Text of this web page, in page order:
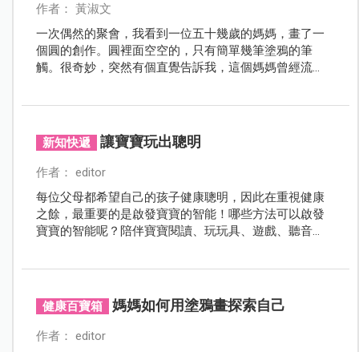
作者： 黃淑文
一次偶然的聚會，我看到一位五十幾歲的媽媽，畫了一
個圓的創作。圓裡面空空的，只有簡單幾筆塗鴉的筆
觸。很奇妙，突然有個直覺告訴我，這個媽媽曾經流
新知快遞 讓寶寶玩出聰明
作者： editor
每位父母都希望自己的孩子健康聰明，因此在重視健康
之餘，最重要的是啟發寶寶的智能！哪些方法可以啟發
寶寶的智能呢？陪伴寶寶閱讀、玩玩具、遊戲、聽音
健康百寶箱 媽媽如何用塗鴉畫探索自己
作者： editor